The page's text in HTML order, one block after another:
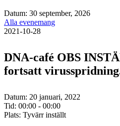
Datum: 30 september, 2026
Alla evenemang
2021-10-28
DNA-café OBS
fortsatt
Datum: 20 januari, 2022
Tid: 00:00 - 00:00
Plats: Tyvärr inställt